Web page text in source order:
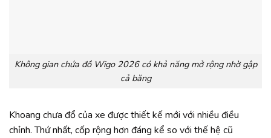
Không gian chứa đồ Wigo 2026 có khả năng mở rộng nhờ gập
cả băng
Khoang chưa đổ của xe được thiết kế mới với nhiều điều
chỉnh. Thứ nhất, cốp rộng hơn đáng kể so với thế hệ cũ